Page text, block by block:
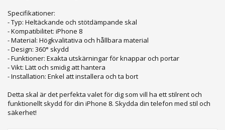
Specifikationer:
- Typ: Heltäckande och stötdämpande skal
- Kompatibilitet: iPhone 8
- Material: Högkvalitativa och hållbara material
- Design: 360° skydd
- Funktioner: Exakta utskärningar för knappar och portar
- Vikt: Lätt och smidig att hantera
- Installation: Enkel att installera och ta bort
Detta skal är det perfekta valet för dig som vill ha ett stilrent och
funktionellt skydd för din iPhone 8. Skydda din telefon med stil och
säkerhet!